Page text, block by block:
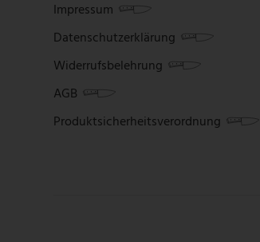
Impressum
Datenschutzerklärung
Widerrufsbelehrung
AGB
Produktsicherheitsverordnung